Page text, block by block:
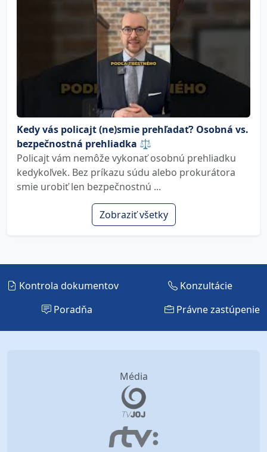
Kedy vás policajt (ne)smie prehľadať? Osobná vs.
bezpečnostná prehliadka ⚖️
Policajt vám nemôže vykonať osobnú prehliadku
kedykoľvek. Bez príkazu súdu alebo prokurátora
smie urobiť len bezpečnostnú ...
Zobraziť všetky
Kontrola dokumentov
Konzultácie
Poradňa
Právne zastúpenie
Média